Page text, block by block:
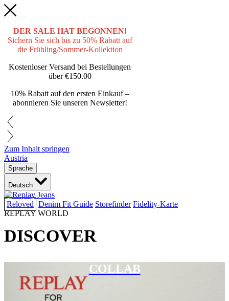
DER SALE HAT BEGONNEN!
Sichern Sie sich bis zu 50% Rabatt auf
die Frühling/Sommer-Kollektion
Kostenloser Versand bei Bestellungen
über€150.00
10% Rabatt auf den ersten Einkauf –
abonnieren Sie unseren Newsletter!
Zum Inhalt springen
Austria
Sprache
Deutsch
Reloved Denim Fit Guide Storefinder Fidelity-Karte
REPLAY WORLD
DISCOVER
COLLAB